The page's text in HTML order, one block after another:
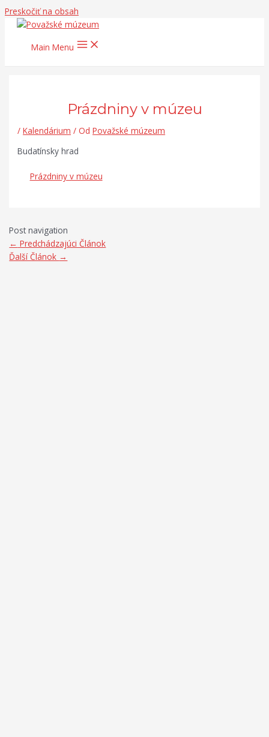
Preskočiť na obsah
Main Menu
Prázdniny v múzeu
/Kalendárium / Od Považské múzeum
Budatínsky hrad
Prázdniny v múzeu
Post navigation
← Predchádzajúci Článok
Ďalší Článok →